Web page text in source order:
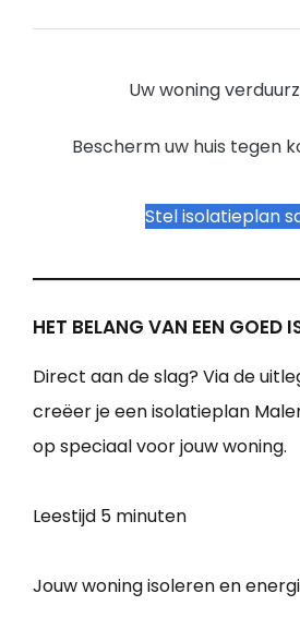
Uw woning
Bescherm uw huis tegen
Stel isolatieplan
HET BELANG VAN EEN GOED
Direct aan de slag? Via de
creëer je een isolatieplan
op speciaal voor jouw woning.
Leestijd 5 minuten
Jouw woning isoleren en